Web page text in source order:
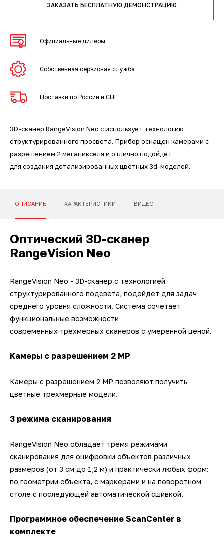
ЗАКАЗАТЬ БЕСПЛАТНУЮ ДЕМОНСТРАЦИЮ
Официальные дилеры
Собственная сервисная служба
Поставки по России и СНГ
3D-сканер RangeVision Neo с использует технологию
структурированного просвета. Прибор оснащен камерами с
разрешением 2 мегапикселя и отлично подойдет
для создания детализированных цветных 3d-моделей.
ОПИСАНИЕ ХАРАКТЕРИСТИКИ ВИДЕО
Оптический 3D-сканер
RangeVision Neo
RangeVision Neo - 3D-сканер с технологией
структурированного подсвета, подойдет для задач
среднего уровня сложности. Система сочетает
функциональные возможности
современных трехмерных сканеров с умеренной ценой.
Камеры с разрешением 2 МР
Камеры с разрешением 2 МP позволяют получить
цветные трехмерные модели.
3 режима сканирования
RangeVision Neo обладает тремя режимами
сканирования для оцифровки объектов различных
размеров (от 3 см до 1,2 м) и практически любых форм:
по геометрии объекта, с маркерами и на поворотном
столе с последующей автоматической сшивкой.
Программное обеспечение ScanCenter в
комплекте
3D-сканеры для трекеров
рук
ПО ESI Additive Manufacturing